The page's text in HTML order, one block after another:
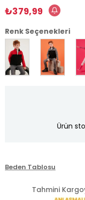
₺379,99
Renk Seçenekleri
Ürün
Beden Tablosu
Tahmini